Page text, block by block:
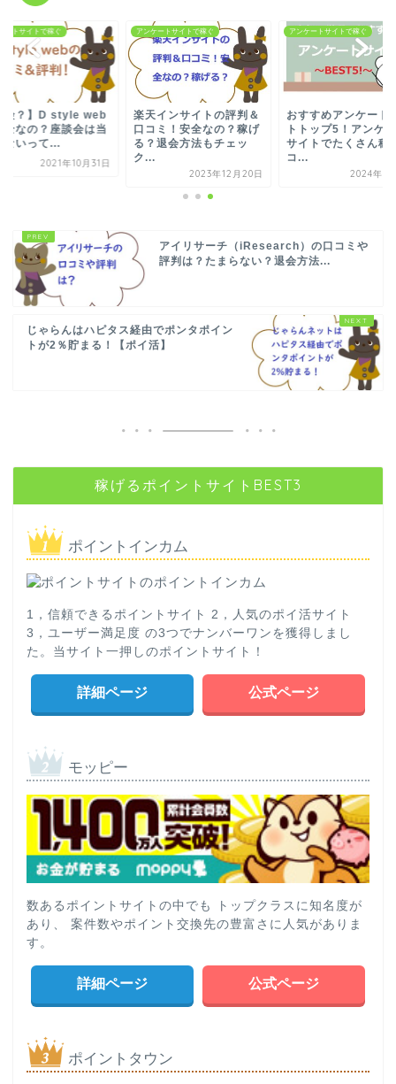
ートサイトで稼ぐ
険？】D style web
全なの？座談会は当
ないって...
2021年10月31日
アンケートサイトで稼ぐ
楽天インサイトの評判＆
口コミ！安全なの？稼げ
る？退会方法もチェッ
ク...
2023年12月20日
アンケートサイトで稼ぐ
おすすめアンケート
トトップ5！アンケ
サイトでたくさん稼
コ...
2024年1
アイリサーチ（iResearch）の口コミや
評判は？たまらない？退会方法...
じゃらんはハピタス経由でポンタポイン
トが2％貯まる！【ポイ活】
稼げるポイントサイトBEST3
ポイントインカム
1，信頼できるポイントサイト 2，人気のポイ活サイト
3，ユーザー満足度 の3つでナンバーワンを獲得しまし
た。当サイト一押しのポイントサイト！
詳細ページ 公式ページ
モッピー
数あるポイントサイトの中でも トップクラスに知名度が
あり、 案件数やポイント交換先の豊富さに人気がありま
す。
詳細ページ 公式ページ
ポイントタウン